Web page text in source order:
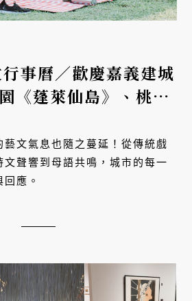
事曆／歡慶嘉義建城
《蓬萊仙島》、桃城
生活節⋯連番登場
藝文氣息也隨之蔓延！從傳統戲
文聲響到母語共鳴，城市的每一
應。